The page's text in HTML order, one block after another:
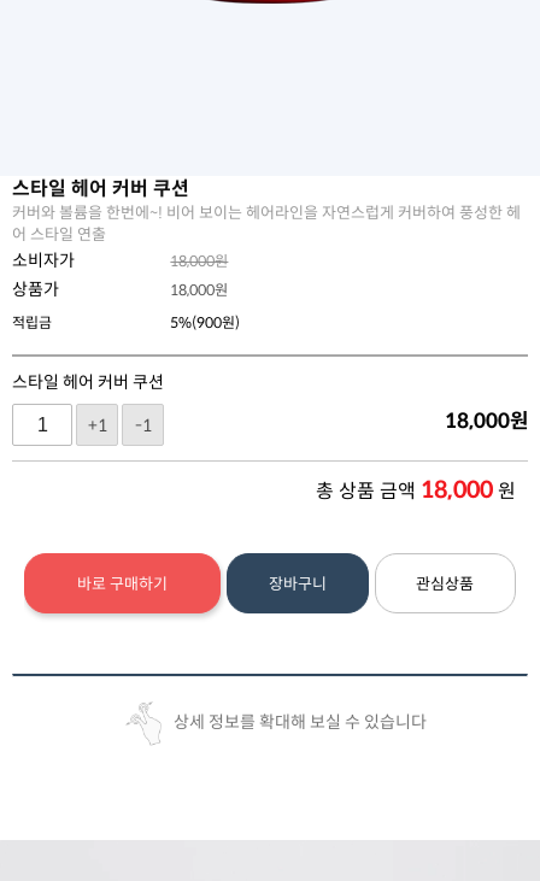
스타일 헤어 커버 쿠션
커버와 볼륨을 한번에~! 비어 보이는 헤어라인을 자연스럽게 커버하여 풍성한 헤
어 스타일 연출
소비자가 18,000원
상품가 18,000원
적립금
5%(900원)
스타일 헤어 커버 쿠션
+1
-1 18,000원
총 상품 금액 18,000원
바로 구매하기 장바구니 관심상품
상세 정보를 확대해 보실 수 있습니다